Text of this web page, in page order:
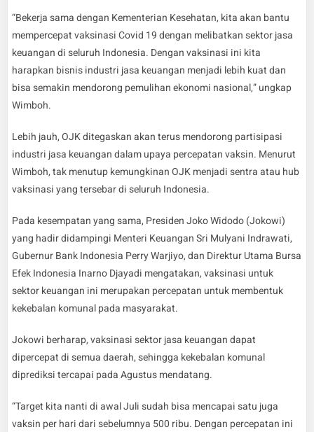
“Bekerja sama dengan Kementerian Kesehatan, kita akan bantu
mempercepat vaksinasi Covid 19 dengan melibatkan sektor jasa
keuangan di seluruh Indonesia. Dengan vaksinasi ini kita
harapkan bisnis industri jasa keuangan menjadi lebih kuat dan
bisa semakin mendorong pemulihan ekonomi nasional,” ungkap
Wimboh.
Lebih jauh, OJK ditegaskan akan terus mendorong partisipasi
industri jasa keuangan dalam upaya percepatan vaksin. Menurut
Wimboh, tak menutup kemungkinan OJK menjadi sentra atau hub
vaksinasi yang tersebar di seluruh Indonesia.
Pada kesempatan yang sama, Presiden Joko Widodo (Jokowi)
yang hadir didampingi Menteri Keuangan Sri Mulyani Indrawati,
Gubernur Bank Indonesia Perry Warjiyo, dan Direktur Utama Bursa
Efek Indonesia Inarno Djayadi mengatakan, vaksinasi untuk
sektor keuangan ini merupakan percepatan untuk membentuk
kekebalan komunal pada masyarakat.
Jokowi berharap, vaksinasi sektor jasa keuangan dapat
dipercepat di semua daerah, sehingga kekebalan komunal
diprediksi tercapai pada Agustus mendatang.
“Target kita nanti di awal Juli sudah bisa mencapai satu juga
vaksin per hari dari sebelumnya 500 ribu. Dengan percepatan ini